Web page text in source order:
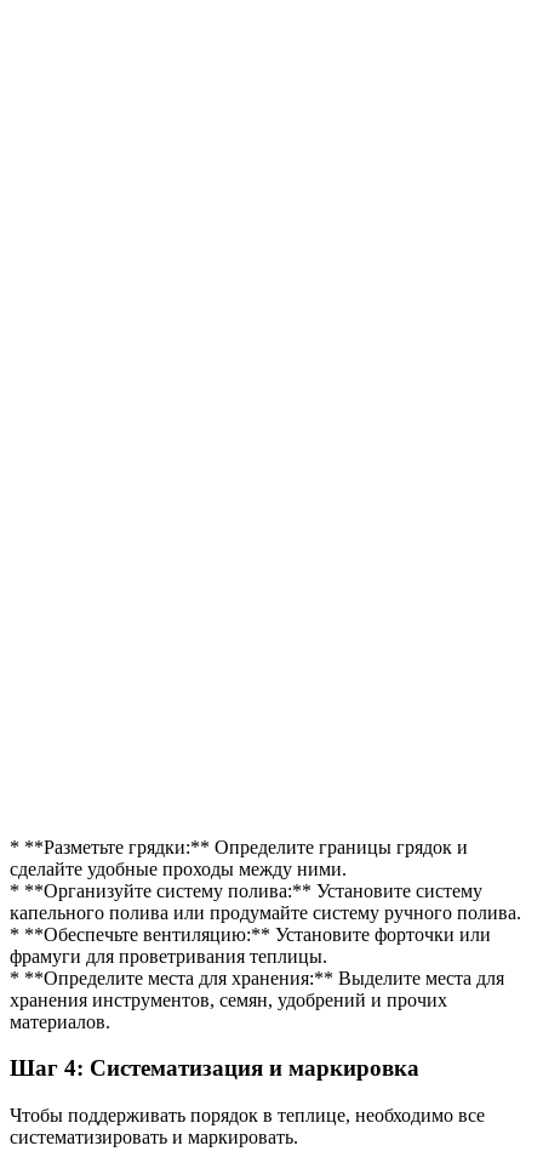
* **Разметьте грядки:** Определите границы грядок и
сделайте удобные проходы между ними.
* **Организуйте систему полива:** Установите систему
капельного полива или продумайте систему ручного полива.
* **Обеспечьте вентиляцию:** Установите форточки или
фрамуги для проветривания теплицы.
* **Определите места для хранения:** Выделите места для
хранения инструментов, семян, удобрений и прочих
материалов.
Шаг 4: Систематизация и маркировка
Чтобы поддерживать порядок в теплице, необходимо все
систематизировать и маркировать.